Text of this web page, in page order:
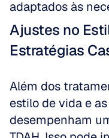
adaptados às
Ajustes no
Estratégias
Além dos
estilo de vida e
desempenham